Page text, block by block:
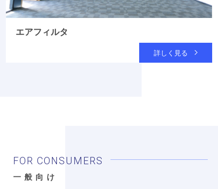
エアフィルタ
詳しく見る
FOR CONSUMERS
一般向け